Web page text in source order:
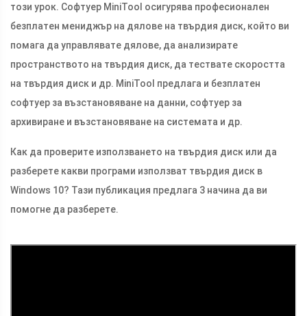
този урок. Софтуер MiniTool осигурява професионален
безплатен мениджър на дялове на твърдия диск, който ви
помага да управлявате дялове, да анализирате
пространството на твърдия диск, да тествате скоростта
на твърдия диск и др. MiniTool предлага и безплатен
софтуер за възстановяване на данни, софтуер за
архивиране и възстановяване на системата и др.
Как да проверите използването на твърдия диск или да
разберете какви програми използват твърдия диск в
Windows 10? Тази публикация предлага 3 начина да ви
помогне да разберете.